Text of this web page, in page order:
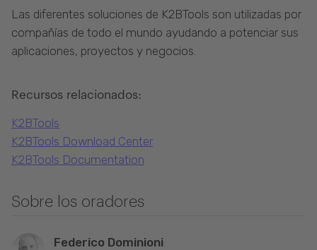
Las diferentes soluciones de K2BTools son utilizadas por
compañías de todo el mundo ayudando a potenciar sus
aplicaciones, proyectos y negocios.
Recursos relacionados:
K2BTools
K2BTools Download Center
K2BTools Documentation
Sobre los oradores
Federico Dominioni